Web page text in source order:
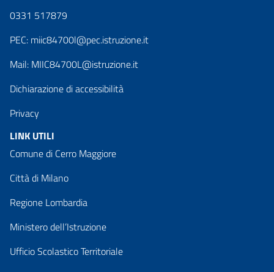
0331 517879
PEC: miic84700l@pec.istruzione.it
Mail: MIIC84700L@istruzione.it
Dichiarazione di accessibilità
Privacy
LINK UTILI
Comune di Cerro Maggiore
Città di Milano
Regione Lombardia
Ministero dell’Istruzione
Ufficio Scolastico Territoriale